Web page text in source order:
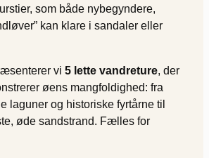
som både nybegyndere,
kan klare i sandaler eller
vi 5 lette vandreture, der
øens mangfoldighed: fra
laguner og historiske fyrtårne til
øde sandstrand. Fælles for